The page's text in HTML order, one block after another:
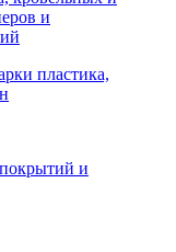
и
пластика,
и